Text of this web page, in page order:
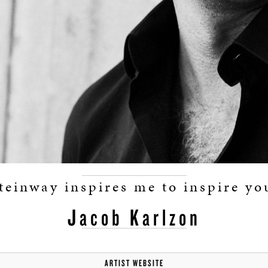
inspires me to inspire
Jacob Karlzon
ARTIST WEBSITE